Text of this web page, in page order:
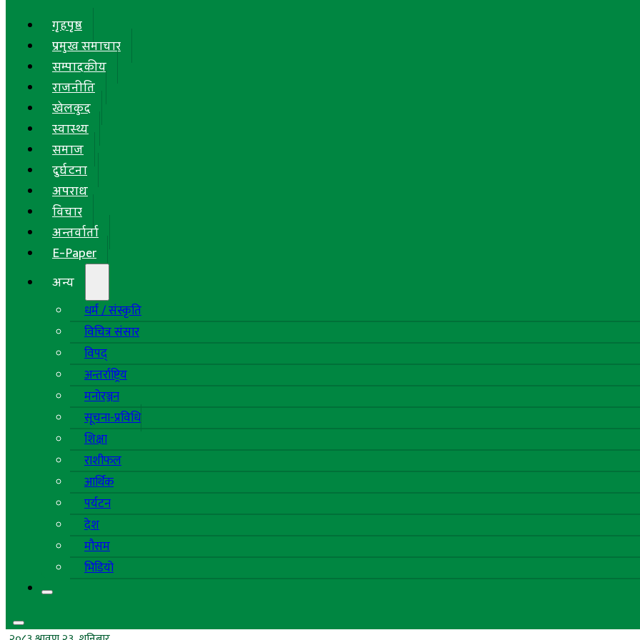
गृहपृष्ठ
प्रमुख समाचार
सम्पादकीय
राजनीति
खेलकुद
स्वास्थ्य
समाज
दुर्घटना
अपराध
विचार
अन्तर्वार्ता
E-Paper
अन्य
धर्म / संस्कृति
विचित्र संसार
विपद्
अन्तर्राष्ट्रिय
मनोरञ्जन
सूचना-प्रविधि
शिक्षा
राशीफल
आर्थिक
पर्यटन
देश
मौसम
भिडियो